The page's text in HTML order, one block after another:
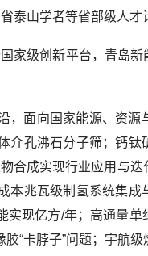
泰山学者等省部级人才
家级创新平台，青岛
，面向国家能源、资源
介孔沸石分子筛；钙钛
合成实现行业应用与
本兆瓦级制氢系统集成
现亿方/年；高通量
“卡脖子”问题；宇航